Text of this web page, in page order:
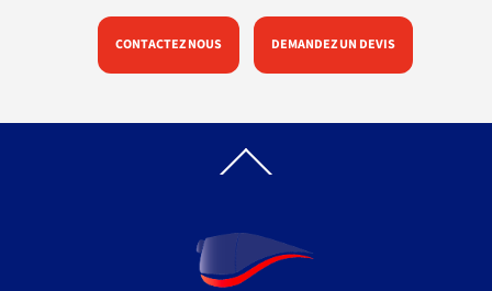
CONTACTEZ NOUS DEMANDEZ UN DEVIS
To